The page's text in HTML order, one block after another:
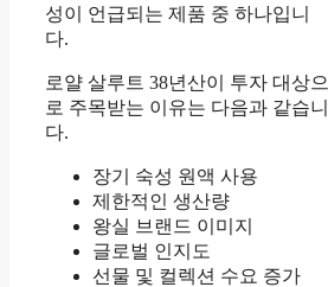
성이 언급되는 제품 중 하나입니
다.
로얄 살루트 38년산이 투자 대상으
로 주목받는 이유는 다음과 같습니
다.
장기 숙성 원액 사용
제한적인 생산량
왕실 브랜드 이미지
글로벌 인지도
선물 및 컬렉션 수요 증가